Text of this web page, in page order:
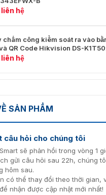
B có thời gian xác nhận
bằng khuôn mặt DS-
nguồn điện 12 VDC. Bên
cấp nguồn bằng pin trong
khuôn mặtvẫn hoạt động ổn
máy chấm công DS-
giá đỡ
liên hệ
chấm công kiểm soát ra vào
QR Code Hikvision DS-
liên hệ
SẢN PHẨM
câu hỏi cho chúng tôi
sẽ phản hồi trong vòng 1
gửi câu hỏi sau 22h, chúng
hôm sau.
có thể thay đổi theo thời gian,
nhận được cập nhật mới nhất!